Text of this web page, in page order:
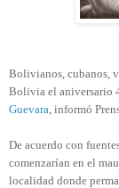
Bolivianos, cubanos,
Bolivia el aniversario
Guevara , informó
De acuerdo con
comenzarían en el
localidad donde